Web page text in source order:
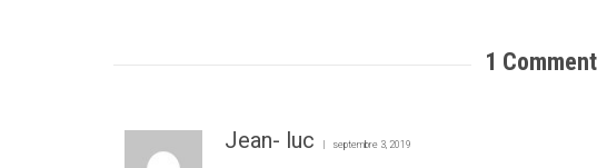
1 Comment
Jean- luc septembre 3, 2019